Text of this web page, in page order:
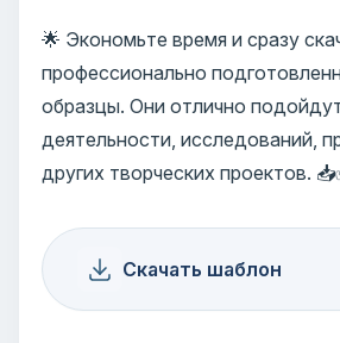
🌟 Экономьте время и сразу
профессионально
образцы. Они отлично
деятельности, исследований,
других творческих проектов.
Скачать шаблон